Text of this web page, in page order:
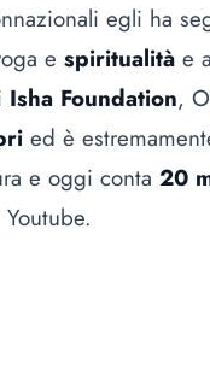
egli ha
e spiritualità e
Isha Foundation,
ed è
e oggi conta 20